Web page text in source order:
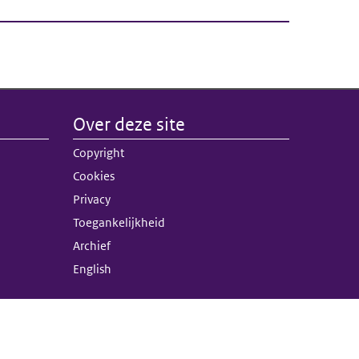
Over deze site
Copyright
Cookies
Privacy
Toegankelijkheid
Archief
English